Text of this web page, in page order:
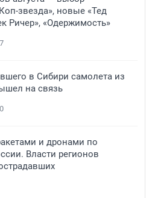
звезда», новые «Тед
Ричер», «Одержимость»
в Сибири самолета из
на связь
и дронами по
Власти регионов